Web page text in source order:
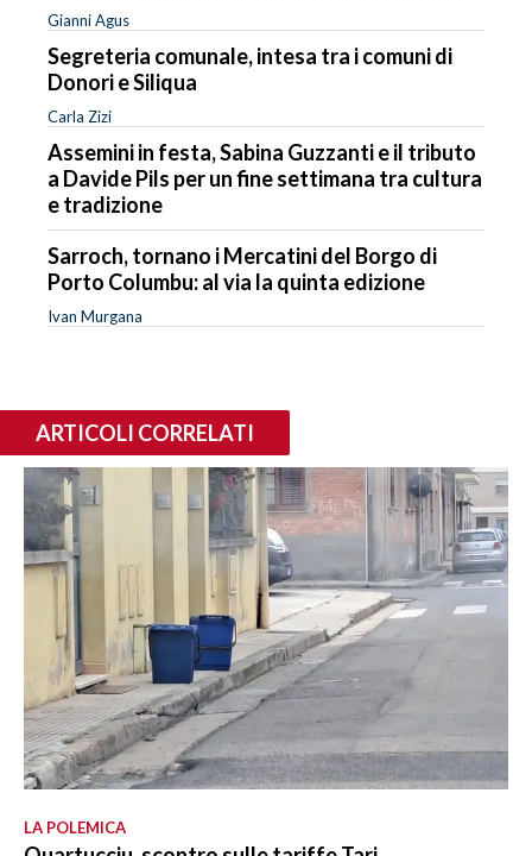
Gianni Agus
Segreteria comunale, intesa tra i comuni di
Donori e Siliqua
Carla Zizi
Assemini in festa, Sabina Guzzanti e il tributo
a Davide Pils per un fine settimana tra cultura
e tradizione
Sarroch, tornano i Mercatini del Borgo di
Porto Columbu: al via la quinta edizione
Ivan Murgana
ARTICOLI CORRELATI
LA POLEMICA